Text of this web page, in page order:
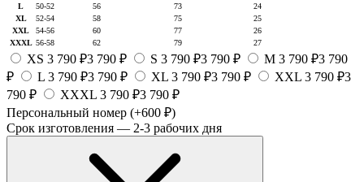
L
50-52 56 73
24
XL
52-54 58 75
25
XXL
54-56 60 77
26
XXXL 56-58 62 79 27
XS 3 790 ₽3 790 ₽ S 3 790 ₽3 790 ₽ M 3 790 ₽3 790
₽
L 3 790 ₽3 790 ₽ XL 3 790 ₽3 790 ₽ XXL 3 790 ₽3
790 ₽
XXXL 3 790 ₽3 790 ₽
Персональный номер (+600 ₽)
Срок изготовления — 2-3 рабочих дня